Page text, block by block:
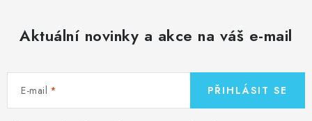
Aktuální novinky a akce na váš e-mail
E-mail PŘIHLÁSIT SE